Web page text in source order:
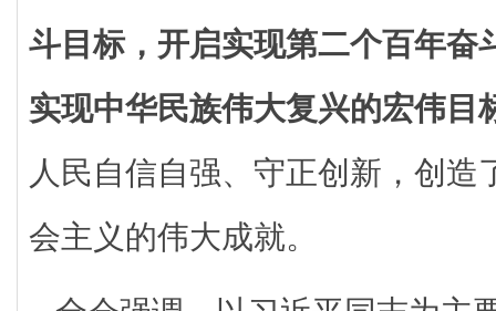
斗目标，开启实现第二个百年奋
实现中华民族伟大复兴的宏伟目
人民自信自强、守正创新，创造
会主义的伟大成就。